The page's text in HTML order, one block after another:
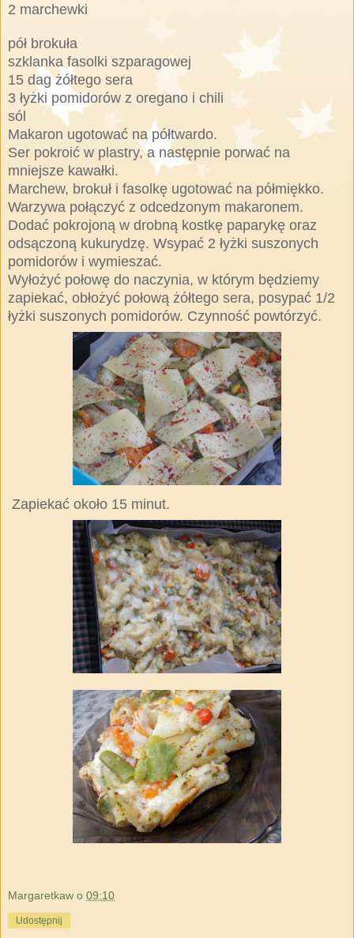
2 marchewki
pół brokuła
szklanka fasolki szparagowej
15 dag żółtego sera
3 łyżki pomidorów z oregano i chili
sól
Makaron ugotować na półtwardo.
Ser pokroić w plastry, a następnie porwać na
mniejsze kawałki.
Marchew, brokuł i fasolkę ugotować na półmiękko.
Warzywa połączyć z odcedzonym makaronem.
Dodać pokrojoną w drobną kostkę paparykę oraz
odsączoną kukurydzę. Wsypać 2 łyżki suszonych
pomidorów i wymieszać.
Wyłożyć połowę do naczynia, w którym będziemy
zapiekać, obłożyć połową żółtego sera, posypać 1/2
łyżki suszonych pomidorów. Czynność powtórzyć.
Zapiekać około 15 minut.
Margaretkaw o 09:10
Udostępnij